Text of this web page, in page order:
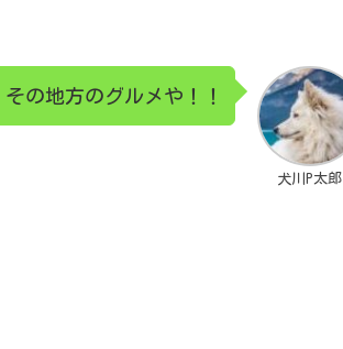
犬川P太郎
その地方のグルメや！！